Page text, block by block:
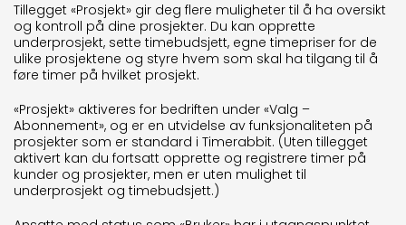
Tillegget «Prosjekt» gir deg flere muligheter til å ha oversikt
og kontroll på dine prosjekter. Du kan opprette
underprosjekt, sette timebudsjett, egne timepriser for de
ulike prosjektene og styre hvem som skal ha tilgang til å
føre timer på hvilket prosjekt.
«Prosjekt» aktiveres for bedriften under «Valg –
Abonnement», og er en utvidelse av funksjonaliteten på
prosjekter som er standard i Timerabbit. (Uten tillegget
aktivert kan du fortsatt opprette og registrere timer på
kunder og prosjekter, men er uten mulighet til
underprosjekt og timebudsjett.)